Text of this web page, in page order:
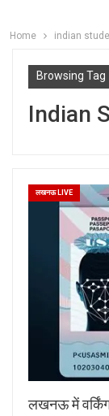
Home indian
Browsing Tag
Indian
लखनऊ LIVE
लखनऊ में